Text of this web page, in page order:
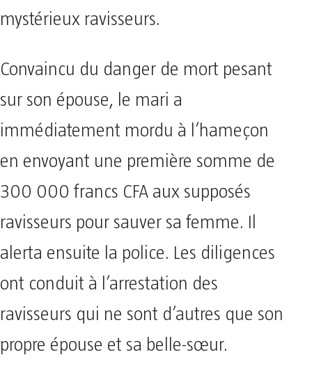
mystérieux ravisseurs.
Convaincu du danger de mort pesant
sur son épouse, le mari a
immédiatement mordu à l’hameçon
en envoyant une première somme de
300 000 francs CFA aux supposés
ravisseurs pour sauver sa femme. Il
alerta ensuite la police. Les diligences
ont conduit à l’arrestation des
ravisseurs qui ne sont d’autres que son
propre épouse et sa belle-sœur.